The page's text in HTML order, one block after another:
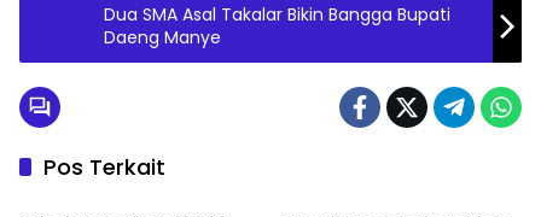
Dua SMA Asal Takalar Bikin Bangga Bupati
Daeng Manye
Pos Terkait
Daerah